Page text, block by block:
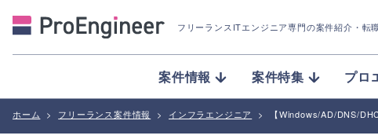
フリーランスITエンジニア専門の案件紹介 ・転
案件情報 案件特集 プロ
ホーム > フリーランス案件情報 > インフラエンジニア > 【Windows/AD/DNS/